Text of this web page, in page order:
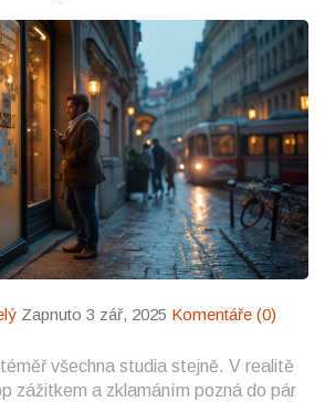
Zapnuto 3 zář, 2025 Komentáře (0)
všechna studia stejně. V realitě
zážitkem a zklamáním pozná do pár